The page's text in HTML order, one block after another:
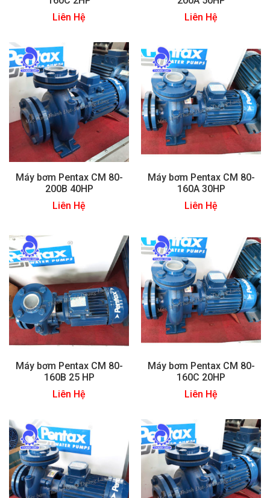
Liên Hệ
Liên Hệ
Máy bơm Pentax CM 80-
200B 40HP
Liên Hệ
Máy bơm Pentax CM 80-
160A 30HP
Liên Hệ
Máy bơm Pentax CM 80-
160B 25 HP
Liên Hệ
Máy bơm Pentax CM 80-
160C 20HP
Liên Hệ